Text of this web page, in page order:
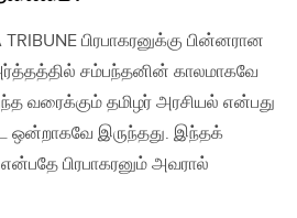
பிரபாகரனுக்கு பின்னரான
சம்பந்தனின் காலமாகவே
வரைக்கும் தமிழர் அரசியல் என்பது
ஒன்றாகவே இருந்தது. இந்தக்
பிரபாகரனும் அவரால்